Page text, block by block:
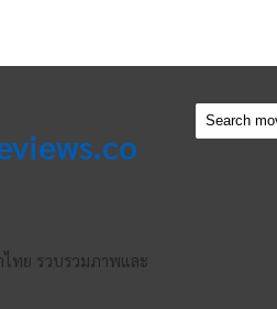
ไทย รวบรวมภาพและ